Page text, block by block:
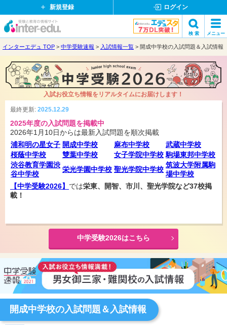
新規登録 ログイン
受
教
育
の
報
イ
検 索 メニュー
検索
閉
る
インターエデュ TOP 中学受験速報 入試情報一覧 開成中学校の入試問題＆入試情報
入試お役立ち情報をリアルタイムにお届けします！
最終更新: 2025.12.29
2025年度の入試問題を掲載中
2026年1月10日からは最新入試問題を順次掲載
浦和明の星女子 開成中学校 麻布中学校
武蔵中学校
桜蔭中学校
雙葉中学校 女子学院中学校 駒場東邦中学校
渋谷教育学園渋
谷中学校
栄光学園中学校 聖光学院中学校
筑波大学附属駒
場中学校
【中学受験2026】 では栄東、開智、市川、聖光学院など37校掲
載！
中学受験2026はこちら
開成中学校の入試問題＆入試情報